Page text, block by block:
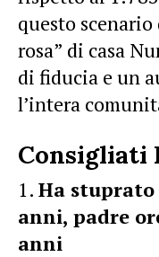
questo
rosa” di casa
di fiducia e un
l’intera
Consigliati
Ha
anni, padre
anni